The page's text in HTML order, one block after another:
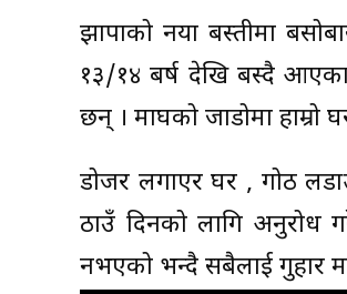
झापाको नया बस्तीमा
१३/१४ बर्ष देखि बस्दै
छन् । माघको जाडोमा
डोजर लगाएर घर , गोठ
ठाउँ दिनको लागि अनुरोध
नभएको भन्दै सबैलाई गुहार